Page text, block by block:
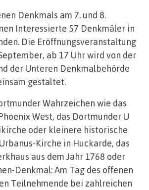
Denkmals am 7. und 8.
Interessierte 57 Denkmäler in
Die Eröffnungsveranstaltung
ab 17 Uhr wird von der
der Unteren Denkmalbehörde
gestaltet.
Wahrzeichen wie das
West, das Dortmunder U
oder kleinere historische
Kirche in Huckarde, das
aus dem Jahr 1768 oder
Denkmal: Am Tag des offenen
Teilnehmende bei zahlreichen